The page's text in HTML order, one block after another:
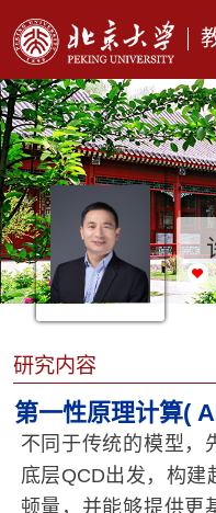
研究内容
第一性原理计算(
不同于传统的模型，
底层QCD出发，构建
顿量，并能够提供更